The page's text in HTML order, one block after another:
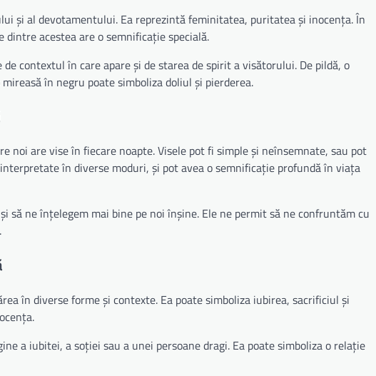
și al devotamentului. Ea reprezintă feminitatea, puritatea și inocența. În
acestea are o semnificație specială.
contextul în care apare și de starea de spirit a visătorului. De pildă, o
în negru poate simboliza doliul și pierderea.
noi are vise în fiecare noapte. Visele pot fi simple și neînsemnate, sau pot
în diverse moduri, și pot avea o semnificație profundă în viața
ne înțelegem mai bine pe noi înșine. Ele ne permit să ne confruntăm cu
în diverse forme și contexte. Ea poate simboliza iubirea, sacrificiul și
a iubitei, a soției sau a unei persoane dragi. Ea poate simboliza o relație